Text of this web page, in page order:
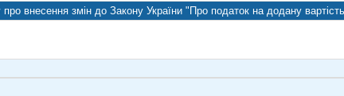
про внесення змін до Закону України "Про податок на додану